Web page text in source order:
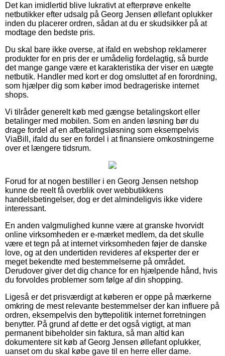
Det kan imidlertid blive lukrativt at efterprøve enkelte
netbutikker efter udsalg på Georg Jensen øllefant oplukker
inden du placerer ordren, sådan at du er skudsikker på at
modtage den bedste pris.
Du skal bare ikke overse, at ifald en webshop reklamerer
produkter for en pris der er umådelig fordelagtig, så burde
det mange gange være et karakteristika der viser en uægte
netbutik. Handler med kort er dog omsluttet af en forordning,
som hjælper dig som køber imod bedrageriske internet
shops.
Vi tilråder generelt køb med gængse betalingskort eller
betalinger med mobilen. Som en anden løsning bør du
drage fordel af en afbetalingsløsning som eksempelvis
ViaBill, ifald du ser en fordel i at finansiere omkostningerne
over et længere tidsrum.
Forud for at nogen bestiller i en Georg Jensen netshop
kunne de reelt få overblik over webbutikkens
handelsbetingelser, dog er det almindeligvis ikke videre
interessant.
En anden valgmulighed kunne være at granske hvorvidt
online virksomheden er e-mærket medlem, da det skulle
være et tegn på at internet virksomheden føjer de danske
love, og at den undertiden revideres af eksperter der er
meget bekendte med bestemmelserne på området.
Derudover giver det dig chance for en hjælpende hånd, hvis
du forvoldes problemer som følge af din shopping.
Ligeså er det prisværdigt at køberen er oppe på mærkerne
omkring de mest relevante bestemmelser der kan influere på
ordren, eksempelvis den byttepolitik internet forretningen
benytter. På grund af dette er det også vigtigt, at man
permanent bibeholder sin faktura, så man altid kan
dokumentere sit køb af Georg Jensen øllefant oplukker,
uanset om du skal købe gave til en herre eller dame.